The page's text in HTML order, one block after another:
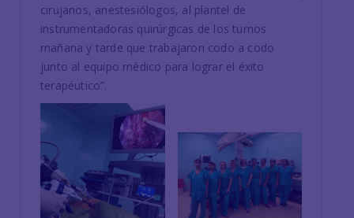
cirujanos, anestesiólogos, al plantel de
instrumentadoras quirúrgicas de los turnos
mañana y tarde que trabajaron codo a codo
junto al equipo médico para lograr el éxito
terapéutico”.